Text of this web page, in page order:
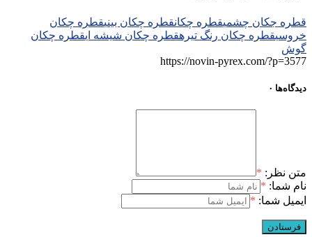
قطره جکان چشمیقطره چکانقطره چکان بینیقطره چکان
خروسیقطره چکان رنگ تیرهقطره چکان شیشه ایقطره چکان
گوش
https://novin-pyrex.com/?p=3577
دیدگاه‌ها ۰
متن نظر: *
نام شما: *
ایمیل شما: *